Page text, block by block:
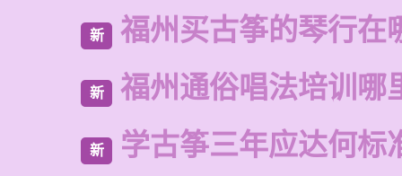
新 福州买古筝的琴行在
新 福州通俗唱法培训哪
新 学古筝三年应达何标